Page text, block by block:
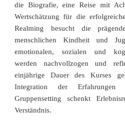
die Biografie, eine Reise mit
Wertschätzung für die
Realming besucht die
menschlichen Kindheit und
emotionalen, sozialen und
werden nachvollzogen und
einjährige Dauer des Kurses
Integration der
Gruppensetting schenkt
Verständnis.